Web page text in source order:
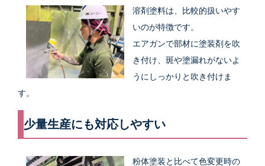
溶剤塗料は、比較的扱いやす
いのが特徴です。
エアガンで部材に塗装剤を吹
き付け、斑や塗漏れがないよ
うにしっかりと吹き付けま
す。
少量生産にも対応しやすい
粉体塗装と比べて色変更時の